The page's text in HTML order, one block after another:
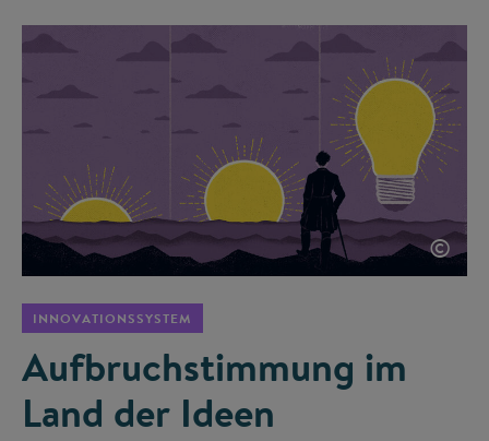
©
INNOVATIONSSYSTEM
Aufbruchstimmung im
Land der Ideen